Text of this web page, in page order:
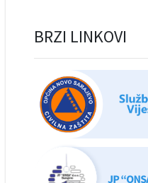
BRZI LINKOVI